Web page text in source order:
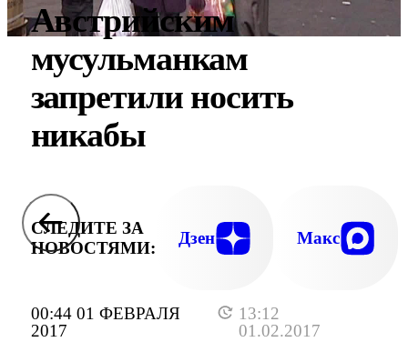
00:44 01 ФЕВРАЛЯ
2017
13:12
01.02.2017
Австрийским
мусульманкам
запретили носить
никабы
СЛЕДИТЕ ЗА
НОВОСТЯМИ:
Дзен Макс